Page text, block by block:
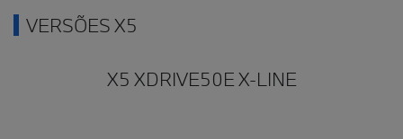
VERSÕES X5
X5 XDRIVE50E X-LINE